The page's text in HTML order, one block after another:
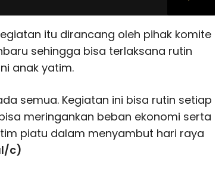
itu dirancang oleh pihak komite
sehingga bisa terlaksana rutin
anak yatim.
semua. Kegiatan ini bisa rutin setiap
meringankan beban ekonomi serta
piatu dalam menyambut hari raya
c)